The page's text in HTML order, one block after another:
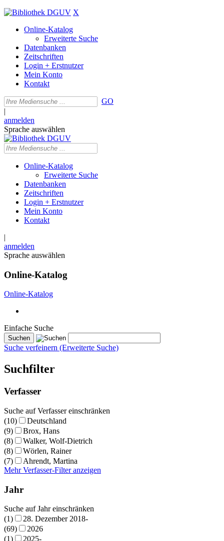
X
Online-Katalog
Erweiterte Suche
Datenbanken
Zeitschriften
Login + Erstnutzer
Mein Konto
Kontakt
GO
|
anmelden
Sprache auswählen
Online-Katalog
Erweiterte Suche
Datenbanken
Zeitschriften
Login + Erstnutzer
Mein Konto
Kontakt
|
anmelden
Sprache auswählen
Online-Katalog
Online-Katalog
Einfache Suche
Suche verfeinern (Erweiterte Suche)
Suchfilter
Verfasser
Suche auf Verfasser einschränken
(10)
Deutschland
(9)
Brox, Hans
(8)
Walker, Wolf-Dietrich
(8)
Wörlen, Rainer
(7)
Ahrendt, Martina
Mehr Verfasser-Filter anzeigen
Jahr
Suche auf Jahr einschränken
(1)
28. Dezember 2018-
(69)
2026
(1)
2025-